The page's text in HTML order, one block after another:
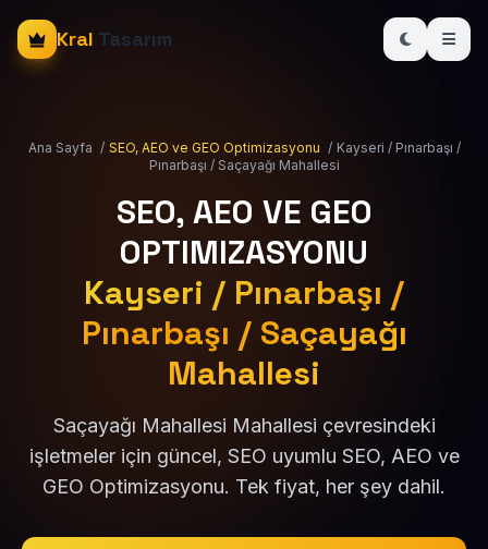
Kral Tasarım
Ana Sayfa / SEO, AEO ve GEO Optimizasyonu / Kayseri / Pınarbaşı /
Pınarbaşı / Saçayağı Mahallesi
SEO, AEO VE GEO
OPTIMIZASYONU
Kayseri / Pınarbaşı /
Pınarbaşı / Saçayağı
Mahallesi
Saçayağı Mahallesi Mahallesi çevresindeki
işletmeler için güncel, SEO uyumlu SEO, AEO ve
GEO Optimizasyonu. Tek fiyat, her şey dahil.